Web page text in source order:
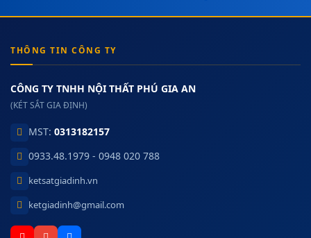
THÔNG TIN CÔNG TY
CÔNG TY TNHH NỘI THẤT PHÚ GIA AN
(KÉT SẮT GIA ĐỊNH)
MST: 0313182157
0933.48.1979 - 0948 020 788
ketsatgiadinh.vn
ketgiadinh@gmail.com